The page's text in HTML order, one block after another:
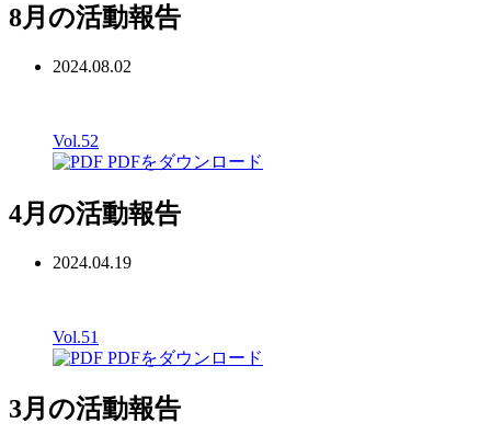
8月の活動報告
2024.08.02
Vol.52
PDFをダウンロード
4月の活動報告
2024.04.19
Vol.51
PDFをダウンロード
3月の活動報告